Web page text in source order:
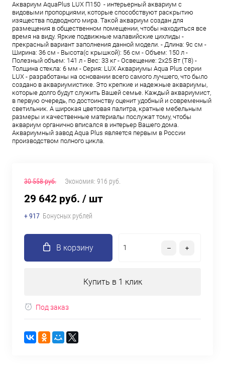
Аквариум AquaPlus LUX П150 - интерьерный аквариум с
видовыми пропорциями, которые способствуют раскрытию
изящества подводного мира. Такой аквариум создан для
размещения в общественном помещении, чтобы находиться все
время на виду. Яркие подвижные малавийские цихлиды -
прекрасный вариант заполнения данной модели. - Длина: 9с см -
Ширина: 36 см - Высота(с крышкой): 56 см - Объем: 150 л -
Полезный объем: 141 л - Вес: 33 кг - Освещение: 2х25 Вт (Т8) -
Толщина стекла: 6 мм - Серия: LUX Аквариумы Aqua Plus серии
LUX - разработаны на основании всего самого лучшего, что было
создано в аквариумистике. Это крепкие и надежные аквариумы,
которые долго будут служить Вашей семье. Каждый аквариумист,
в первую очередь, по достоинству оценит удобный и современный
светильник. А широкая цветовая палитра, кратные мебельным
размеры и качественные материалы послужат тому, чтобы
аквариум органично вписался в интерьер Вашего дома.
Аквариумный завод Aqua Plus является первым в России
производством полного цикла.
30 558 руб. Экономия: 916 руб.
29 642 руб. / шт
+ 917 Бонусных рублей
В корзину
Купить в 1 клик
Под заказ